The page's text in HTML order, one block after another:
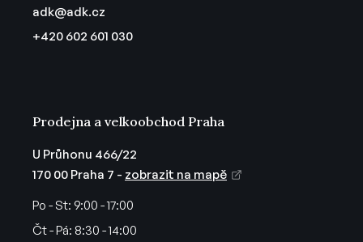
adk@adk.cz
+420 602 601 030
Prodejna a velkoobchod Praha
U Průhonu 466/22
170 00 Praha 7 - zobrazit na mapě
Po - St: 9:00 - 17:00
Čt - Pá: 8:30 - 14:00